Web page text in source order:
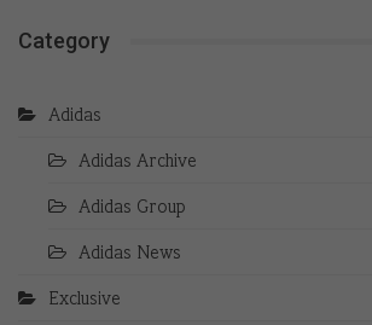
Category
Adidas
Adidas Archive
Adidas Group
Adidas News
Exclusive